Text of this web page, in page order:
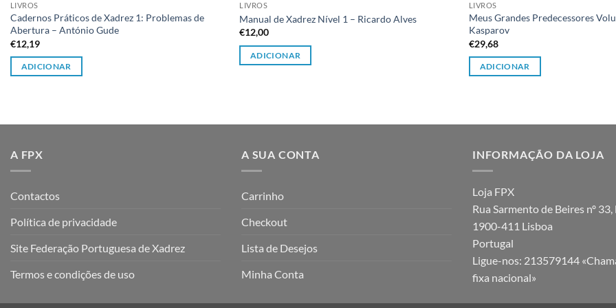
LIVROS
Cadernos Práticos de Xadrez 1: Problemas de
Abertura – António Gude
€12,19
ADICIONAR
LIVROS
Manual de Xadrez Nível 1 – Ricardo Alves
€12,00
ADICIONAR
LIVROS
Meus Grandes Predecessores
Kasparov
€29,68
ADICIONAR
A FPX
Contactos
Política de privacidade
Site Federação Portuguesa de Xadrez
Termos e condições de uso
A SUA CONTA
Carrinho
Checkout
Lista de Desejos
Minha Conta
INFORMAÇÃO DA LOJA
Loja FPX
Rua Sarmento de Beires nº 33,
1900-411 Lisboa
Portugal
Ligue-nos: 213579144
fixa nacional»